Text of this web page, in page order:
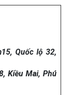
Quốc lộ 32,
Kiều Mai, Phú